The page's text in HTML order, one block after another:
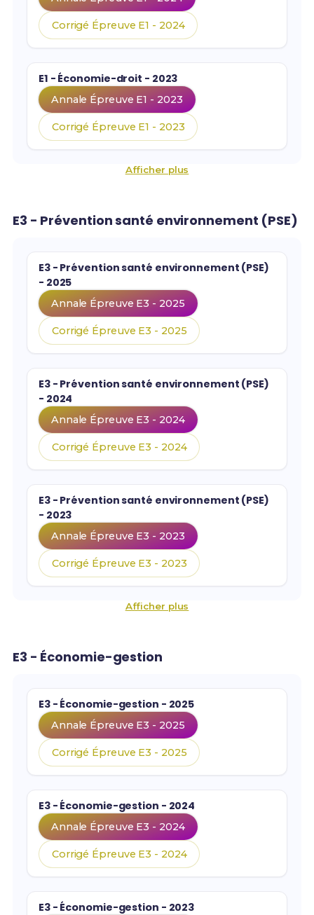
Corrigé Épreuve E1 - 2024
E1 - Économie-droit - 2023
Annale Épreuve E1 - 2023
Corrigé Épreuve E1 - 2023
Afficher plus
E3 - Prévention santé environnement (PSE)
E3 - Prévention santé environnement (PSE)
- 2025
Annale Épreuve E3 - 2025
Corrigé Épreuve E3 - 2025
E3 - Prévention santé environnement (PSE)
- 2024
Annale Épreuve E3 - 2024
Corrigé Épreuve E3 - 2024
E3 - Prévention santé environnement (PSE)
- 2023
Annale Épreuve E3 - 2023
Corrigé Épreuve E3 - 2023
Afficher plus
E3 - Économie-gestion
E3 - Économie-gestion - 2025
Annale Épreuve E3 - 2025
Corrigé Épreuve E3 - 2025
E3 - Économie-gestion - 2024
Annale Épreuve E3 - 2024
Corrigé Épreuve E3 - 2024
E3 - Économie-gestion - 2023